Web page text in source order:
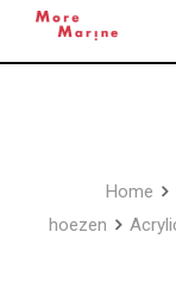
Home
hoezen